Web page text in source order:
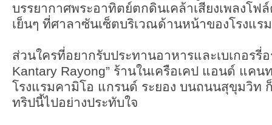
บรรยากาศพระอาทิตย์ตกดินเคล้าเสียงเพลงโฟ
เย็นๆ ที่ศาลาซันเซ็ตบริเวณด้านหน้าของโรงแรม
ส่วนใครที่อยากรับประทานอาหารและเบเกอรรี่
Kantary Rayong” ร้านในเครือเคป แอนด์ แคน
โรงแรมคามิโอ แกรนด์ ระยอง บนถนนสุขุมวิท
ทริปนี้ไปอย่างประทับใจ